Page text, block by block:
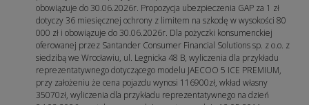
obowiązuje do 30.06.2026r. Propozycja ubezpieczenia GAP za 1 zł
dotyczy 36 miesięcznej ochrony z limitem na szkodę w wysokości 80
000 zł i obowiązuje do 30.06.2026r. Dla pożyczki konsumenckiej
oferowanej przez Santander Consumer Financial Solutions sp. z o.o. z
siedzibą we Wrocławiu, ul. Legnicka 48 B, wyliczenia dla przykładu
reprezentatywnego dotyczącego modelu JAECOO 5 ICE PREMIUM,
przy założeniu że cena pojazdu wynosi 116900zł, wkład własny
35070zł, wyliczenia dla przykładu reprezentatywnego na dzień